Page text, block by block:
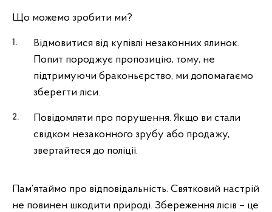
Що можемо зробити ми?
Відмовитися від купівлі незаконних ялинок.
Попит породжує пропозицію, тому, не
підтримуючи браконьєрство, ми допомагаємо
зберегти ліси.
Повідомляти про порушення. Якщо ви стали
свідком незаконного зрубу або продажу,
звертайтеся до поліції.
Пам’ятаймо про відповідальність. Святковий настрій
не повинен шкодити природі. Збереження лісів – це